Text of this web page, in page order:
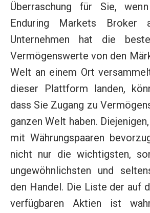
Überraschung für Sie,
Enduring Markets Broker
Unternehmen hat die
Vermögenswerte von den
Welt an einem Ort
dieser Plattform landen,
dass Sie Zugang zu
ganzen Welt haben.
mit Währungspaaren
nicht nur die wichtigsten,
ungewöhnlichsten und
den Handel. Die Liste der auf
verfügbaren Aktien ist